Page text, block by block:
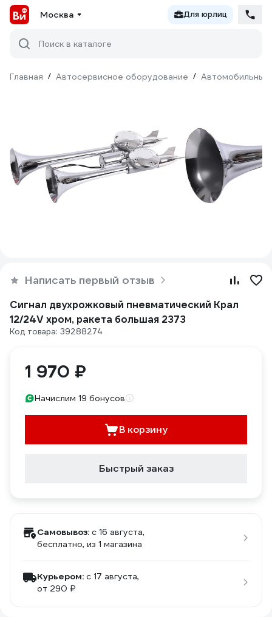
Москва Для юрлиц
Поиск в каталоге
Главная / Автосервисное оборудование / Автомобильные
Написать первый отзыв
Сигнал двухрожковый пневматический Крал
12/24V хром, ракета большая 2373
Код товара: 39288274
1 970 ₽
Начислим 19 бонусов
В корзину
Быстрый заказ
Самовывоз: c 16 августа,
бесплатно, из 1 магазина
Курьером: c 17 августа,
от 290 ₽